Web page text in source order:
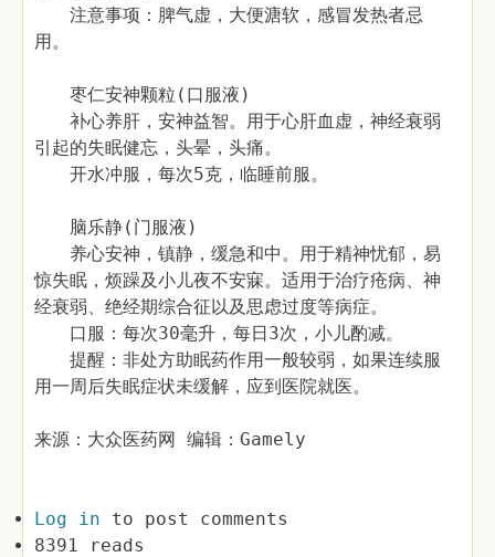
注意事项：脾气虚，大便溏软，感冒发热者忌
用。
枣仁安神颗粒(口服液)
补心养肝，安神益智。用于心肝血虚，神经衰弱
引起的失眠健忘，头晕，头痛。
开水冲服，每次5克，临睡前服。
脑乐静(门服液)
养心安神，镇静，缓急和中。用于精神忧郁，易
惊失眠，烦躁及小儿夜不安寐。适用于治疗疮病、神
经衰弱、绝经期综合征以及思虑过度等病症。
口服：每次30毫升，每日3次，小儿酌减。
提醒：非处方助眠药作用一般较弱，如果连续服
用一周后失眠症状未缓解，应到医院就医。
来源：大众医药网 编辑：Gamely
Log in to post comments
8391 reads